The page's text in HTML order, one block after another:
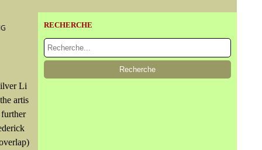
Li
artis
further
RECHERCHE